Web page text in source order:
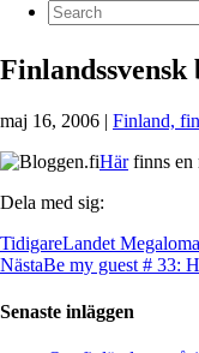
Finlandssvensk
maj 16, 2006 | Finland,
Härfinns en
Dela med sig:
TidigareLandet
NästaBe my guest # 33:
Senaste inläggen